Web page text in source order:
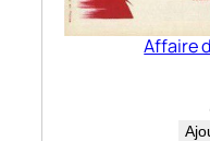
Affaire